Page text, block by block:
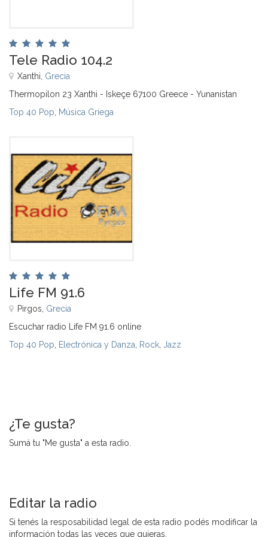
Tele Radio 104.2
Xanthi, Grecia
Thermopilon 23 Xanthi - Iskeçe 67100 Greece - Yunanistan
Top 40 Pop Música Griega
Life FM 91.6
Pirgos, Grecia
Escuchar radio Life FM 91.6 online
Top 40 Pop Electrónica y Danza Rock Jazz
¿Te gusta?
Sumá tu "Me gusta" a esta radio.
Editar la radio
Si tenés la resposabilidad legal de esta radio podés modificar la
información todas las veces que quieras.